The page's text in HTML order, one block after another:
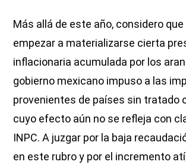
Más allá de este año, considero que
empezar a materializarse cierta
inflacionaria acumulada por los
gobierno mexicano impuso a las
provenientes de países sin tratado
cuyo efecto aún no se refleja con
INPC. A juzgar por la baja
en este rubro y por el incremento